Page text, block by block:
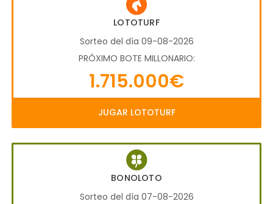
LOTOTURF
Sorteo del día 09-08-2026
PRÓXIMO BOTE MILLONARIO:
1.715.000€
JUGAR LOTOTURF
BONOLOTO
Sorteo del día 07-08-2026